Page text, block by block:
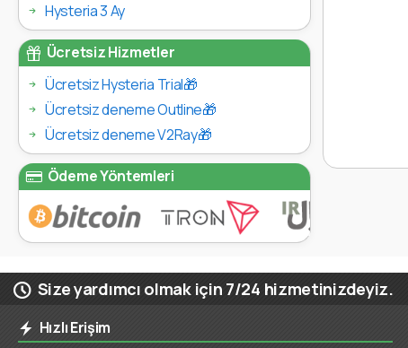
Hysteria 3 Ay
Ücretsiz Hizmetler
Ücretsiz Hysteria Trial🎁
Ücretsiz deneme Outline🎁
Ücretsiz deneme V2Ray🎁
Ödeme Yöntemleri
Size yardımcı olmak için 7/24 hizmetinizdeyiz.
Hızlı Erişim